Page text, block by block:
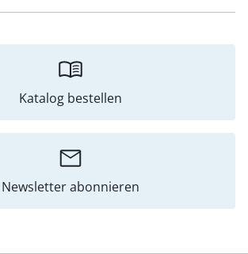
Katalog bestellen
Newsletter abonnieren